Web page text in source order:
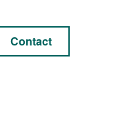
Contact